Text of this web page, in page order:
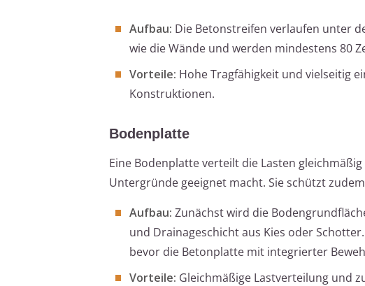
Aufbau: Die Betonstreifen verlaufen unter
wie die Wände und werden mindestens 80
Vorteile: Hohe Tragfähigkeit und vielseitig
Konstruktionen.
Bodenplatte
Eine Bodenplatte verteilt die Lasten
Untergründe geeignet macht. Sie schützt
Aufbau: Zunächst wird die
und Drainageschicht aus Kies oder
bevor die Betonplatte mit integrierter
Vorteile: Gleichmäßige Lastverteilung und